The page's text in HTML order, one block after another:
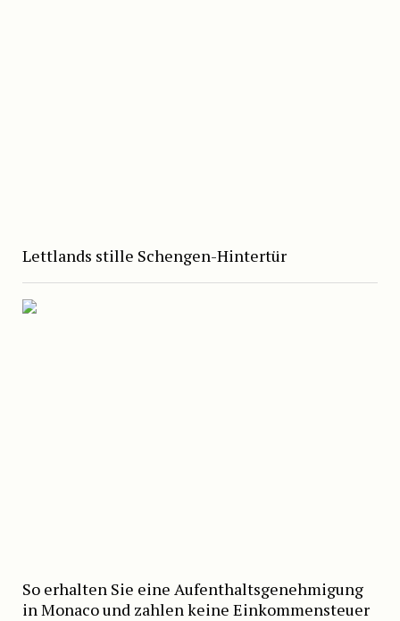
Lettlands stille Schengen-Hintertür
So erhalten Sie eine Aufenthaltsgenehmigung
in Monaco und zahlen keine Einkommensteuer